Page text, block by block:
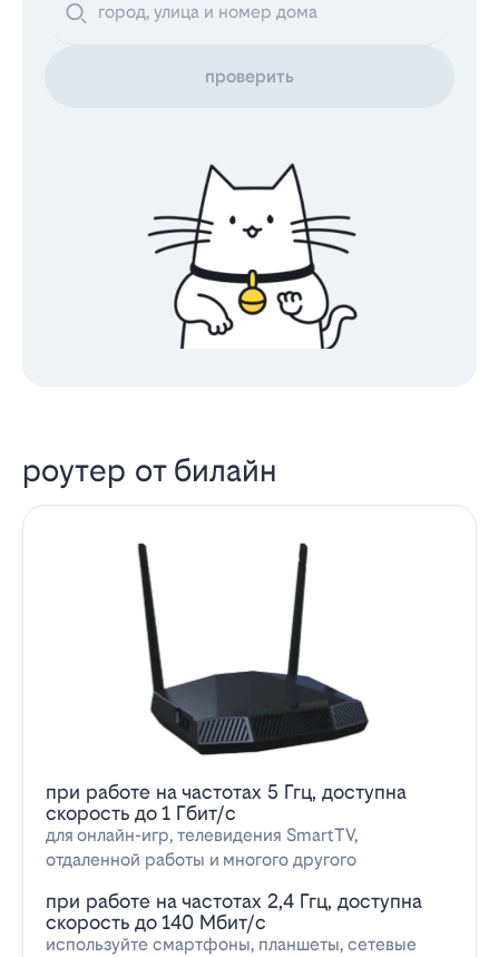
проверить
роутер от билайн
при работе на частотах 5 Ггц, доступна
скорость до 1 Гбит/с
для онлайн-игр, телевидения SmartTV,
отдаленной работы и многого другого
при работе на частотах 2,4 Ггц, доступна
скорость до 140 Мбит/с
используйте смартфоны, планшеты, сетевые